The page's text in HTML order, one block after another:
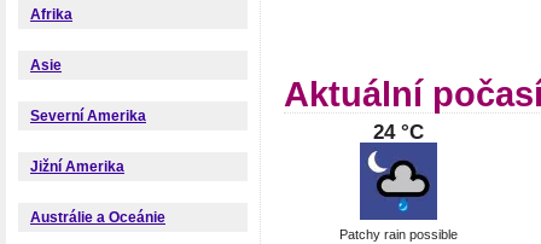
Afrika
Asie
Severní Amerika
Jižní Amerika
Austrálie a Oceánie
Aktuální
24 °C
Patchy rain possible